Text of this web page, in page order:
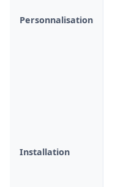
Personnalisation
Installation